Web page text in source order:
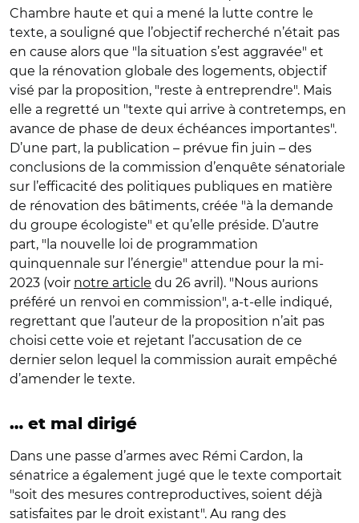
Chambre haute et qui a mené la lutte contre le
texte, a souligné que l’objectif recherché n’était pas
en cause alors que "la situation s’est aggravée" et
que la rénovation globale des logements, objectif
visé par la proposition, "reste à entreprendre". Mais
elle a regretté un "texte qui arrive à contretemps, en
avance de phase de deux échéances importantes".
D’une part, la publication – prévue fin juin – des
conclusions de la commission d’enquête sénatoriale
sur l’efficacité des politiques publiques en matière
de rénovation des bâtiments, créée "à la demande
du groupe écologiste" et qu’elle préside. D’autre
part, "la nouvelle loi de programmation
quinquennale sur l’énergie" attendue pour la mi-
2023 (voir notre article du 26 avril). "Nous aurions
préféré un renvoi en commission", a-t-elle indiqué,
regrettant que l’auteur de la proposition n’ait pas
choisi cette voie et rejetant l’accusation de ce
dernier selon lequel la commission aurait empêché
d’amender le texte.
… et mal dirigé
Dans une passe d’armes avec Rémi Cardon, la
sénatrice a également jugé que le texte comportait
"soit des mesures contreproductives, soient déjà
satisfaites par le droit existant". Au rang des